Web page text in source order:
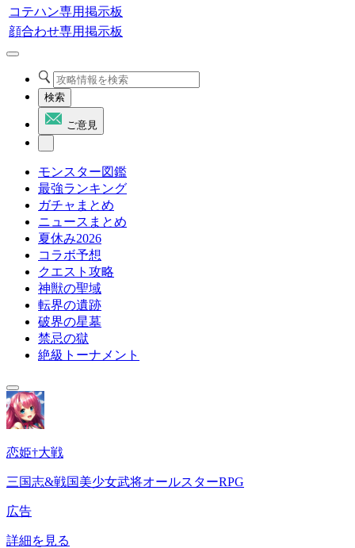
コテハン専用掲示板
顔合わせ専用掲示板
検索
ご意見
モンスター図鑑
最強ランキング
ガチャまとめ
ニュースまとめ
夏休み2026
コラボ予想
クエスト攻略
神獣の聖域
転界の遺跡
破界の星墓
禁忌の獄
絶級トーナメント
恋姫†大戦
三国志&戦国美少女武将オールスターRPG
広告
詳細を見る